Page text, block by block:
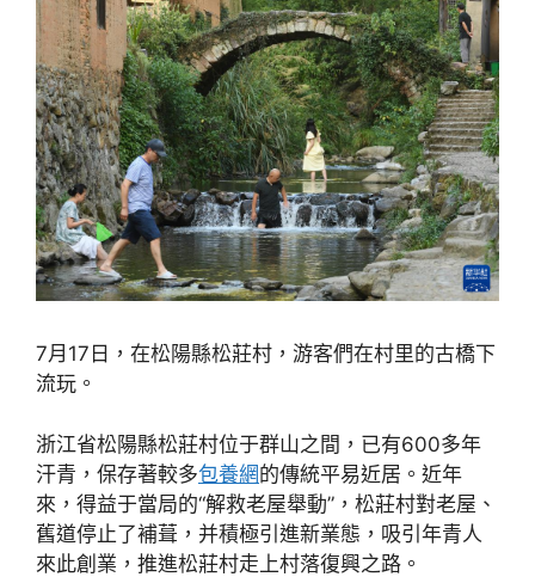
7月17日，在松陽縣松莊村，游客們在村里的古橋下
流玩。
浙江省松陽縣松莊村位于群山之間，已有600多年
汗青，保存著較多包養網的傳統平易近居。近年
來，得益于當局的“解救老屋舉動”，松莊村對老屋、
舊道停止了補葺，并積極引進新業態，吸引年青人
來此創業，推進松莊村走上村落復興之路。